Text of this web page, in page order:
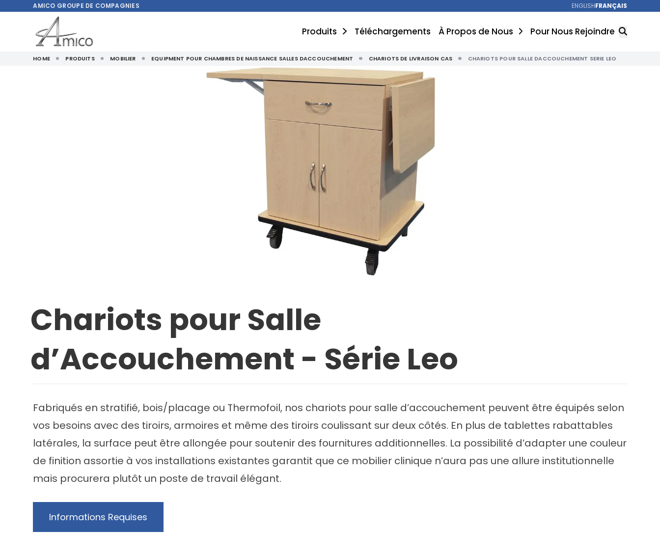
AMICO GROUPE DE COMPAGNIES ENGLISHFRANÇAIS
Produits Téléchargements À Propos de Nous Pour Nous Rejoindre
RECHERCHER
HOME PRODUITS MOBILIER EQUIPMENT POUR CHAMBRES DE NAISSANCE SALLES DACCOUCHEMENT CHARIOTS DE LIVRAISON CAS CHARIOTS POUR SALLE DACCOUCHEMENT SERIE LEO
Chariots pour Salle
d’Accouchement - Série Leo
Fabriqués en stratifié, bois/placage ou Thermofoil, nos chariots pour salle d’accouchement peuvent être équipés selon
vos besoins avec des tiroirs, armoires et même des tiroirs coulissant sur deux côtés. En plus de tablettes rabattables
latérales, la surface peut être allongée pour soutenir des fournitures additionnelles. La possibilité d’adapter une couleur
de finition assortie à vos installations existantes garantit que ce mobilier clinique n’aura pas une allure institutionnelle
mais procurera plutôt un poste de travail élégant.
Informations Requises